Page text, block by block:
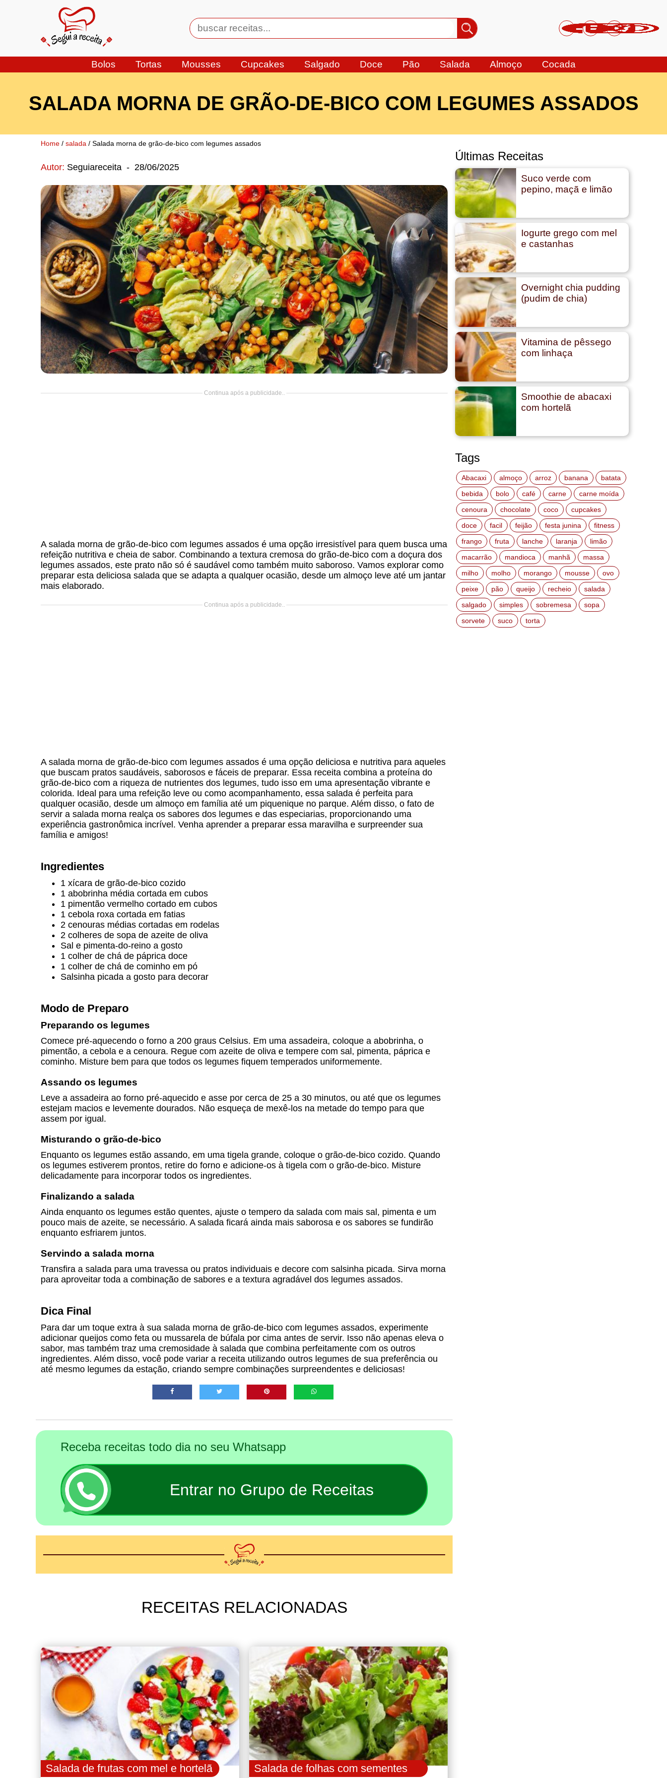
Bolos Tortas Mousses Cupcakes Salgado Doce Pão Salada Almoço Cocada
SALADA MORNA DE GRÃO-DE-BICO COM LEGUMES ASSADOS
Home / salada / Salada morna de grão-de-bico com legumes assados
Autor: Seguiareceita - 28/06/2025
Continua após a publicidade..
A salada morna de grão-de-bico com legumes assados é uma opção irresistível para quem busca uma
refeição nutritiva e cheia de sabor. Combinando a textura cremosa do grão-de-bico com a doçura dos
legumes assados, este prato não só é saudável como também muito saboroso. Vamos explorar como
preparar esta deliciosa salada que se adapta a qualquer ocasião, desde um almoço leve até um jantar
mais elaborado.
Continua após a publicidade..
A salada morna de grão-de-bico com legumes assados é uma opção deliciosa e nutritiva para aqueles
que buscam pratos saudáveis, saborosos e fáceis de preparar. Essa receita combina a proteína do
grão-de-bico com a riqueza de nutrientes dos legumes, tudo isso em uma apresentação vibrante e
colorida. Ideal para uma refeição leve ou como acompanhamento, essa salada é perfeita para
qualquer ocasião, desde um almoço em família até um piquenique no parque. Além disso, o fato de
servir a salada morna realça os sabores dos legumes e das especiarias, proporcionando uma
experiência gastronômica incrível. Venha aprender a preparar essa maravilha e surpreender sua
família e amigos!
Ingredientes
1 xícara de grão-de-bico cozido
1 abobrinha média cortada em cubos
1 pimentão vermelho cortado em cubos
1 cebola roxa cortada em fatias
2 cenouras médias cortadas em rodelas
2 colheres de sopa de azeite de oliva
Sal e pimenta-do-reino a gosto
1 colher de chá de páprica doce
1 colher de chá de cominho em pó
Salsinha picada a gosto para decorar
Modo de Preparo
Preparando os legumes
Comece pré-aquecendo o forno a 200 graus Celsius. Em uma assadeira, coloque a abobrinha, o
pimentão, a cebola e a cenoura. Regue com azeite de oliva e tempere com sal, pimenta, páprica e
cominho. Misture bem para que todos os legumes fiquem temperados uniformemente.
Assando os legumes
Leve a assadeira ao forno pré-aquecido e asse por cerca de 25 a 30 minutos, ou até que os legumes
estejam macios e levemente dourados. Não esqueça de mexê-los na metade do tempo para que
assem por igual.
Misturando o grão-de-bico
Enquanto os legumes estão assando, em uma tigela grande, coloque o grão-de-bico cozido. Quando
os legumes estiverem prontos, retire do forno e adicione-os à tigela com o grão-de-bico. Misture
delicadamente para incorporar todos os ingredientes.
Finalizando a salada
Ainda enquanto os legumes estão quentes, ajuste o tempero da salada com mais sal, pimenta e um
pouco mais de azeite, se necessário. A salada ficará ainda mais saborosa e os sabores se fundirão
enquanto esfriarem juntos.
Servindo a salada morna
Transfira a salada para uma travessa ou pratos individuais e decore com salsinha picada. Sirva morna
para aproveitar toda a combinação de sabores e a textura agradável dos legumes assados.
Dica Final
Para dar um toque extra à sua salada morna de grão-de-bico com legumes assados, experimente
adicionar queijos como feta ou mussarela de búfala por cima antes de servir. Isso não apenas eleva o
sabor, mas também traz uma cremosidade à salada que combina perfeitamente com os outros
ingredientes. Além disso, você pode variar a receita utilizando outros legumes de sua preferência ou
até mesmo legumes da estação, criando sempre combinações surpreendentes e deliciosas!
Receba receitas todo dia no seu Whatsapp
Entrar no Grupo de Receitas
RECEITAS RELACIONADAS
Salada de frutas com mel e hortelã Salada de folhas com sementes
Últimas Receitas
Suco verde com
pepino, maçã e limão
Iogurte grego com mel
e castanhas
Overnight chia pudding
(pudim de chia)
Vitamina de pêssego
com linhaça
Smoothie de abacaxi
com hortelã
Tags
Abacaxi almoço arroz banana
batata
bebida
bolo café carne
carne moída
cenoura
chocolate coco
cupcakes
doce
facil feijão festa junina
fitness
frango
fruta lanche laranja
limão
macarrão
mandioca manhã
massa
milho
molho morango mousse
ovo
peixe
pão queijo recheio
salada
salgado
simples sobremesa
sopa
sorvete
suco torta